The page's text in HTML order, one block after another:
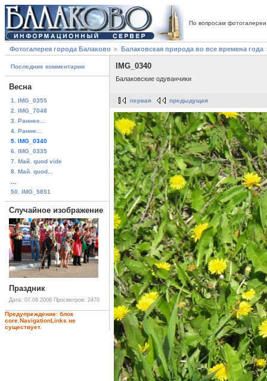
По вопросам
Фотогалерея города Балаково Балаковская природа во все времена года
Последние комментарии
Весна
1. IMG_0355
2. IMG_7048
3. Раннее...
4. Ранне...
5. IMG_0340
6. IMG_0335
7. Май. quod vide
8. Май. quod...
50. IMG_5851
Случайное изображение
Праздник
Дата: 07.09.2008 Просмотров: 2470
Предупреждение: блок
core.NavigationLinks не
существует.
IMG_0340
Балаковские одуванчики
первая предыдущая